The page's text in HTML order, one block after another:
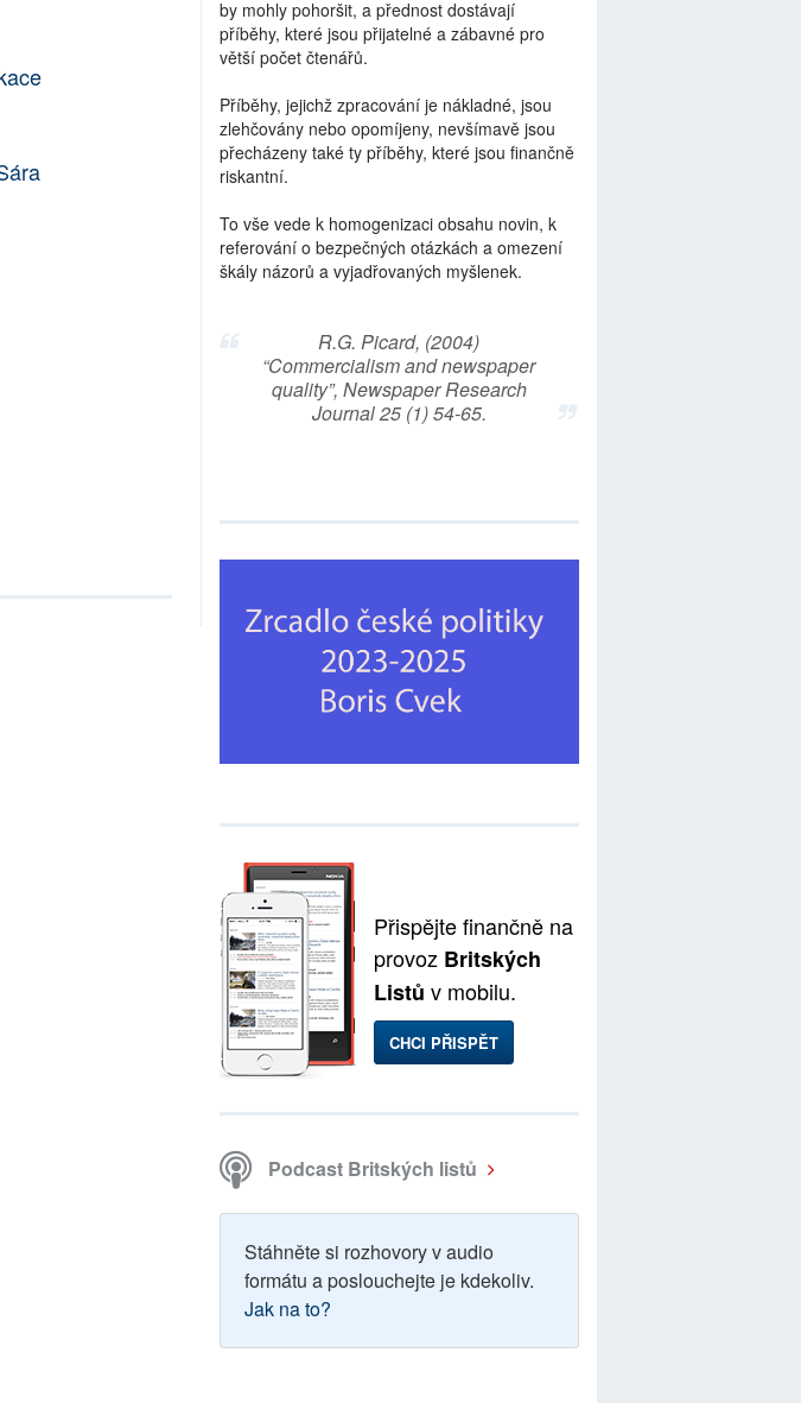
by mohly pohoršit, a přednost dostávají
příběhy, které jsou přijatelné a zábavné pro
větší počet čtenářů.
Příběhy, jejichž zpracování je nákladné, jsou
zlehčovány nebo opomíjeny, nevšímavě jsou
přecházeny také ty příběhy, které jsou finančně
riskantní.
To vše vede k homogenizaci obsahu novin, k
referování o bezpečných otázkách a omezení
škály názorů a vyjadřovaných myšlenek.
R.G. Picard, (2004)
“Commercialism and newspaper
quality”, Newspaper Research
Journal 25 (1) 54-65.
Přispějte finančně na
provoz Britských
Listů v mobilu.
CHCI PŘISPĚT
Podcast Britských listů
Stáhněte si rozhovory v audio
formátu a poslouchejte je kdekoliv.
Jak na to?